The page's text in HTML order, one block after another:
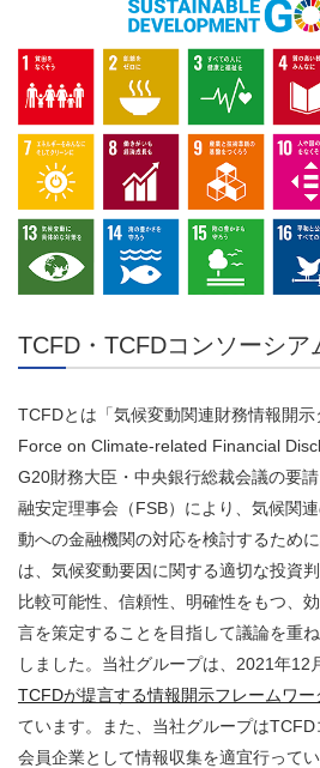
TCFD・TCFDコンソーシア
TCFDとは「気候変動関連財務情報開
Force on Climate-related Financial
G20財務大臣・中央銀行総裁会議の要
融安定理事会（FSB）により、気候関
動への金融機関の対応を検討するため
は、気候変動要因に関する適切な投資
比較可能性、信頼性、明確性をもつ、
言を策定することを目指して議論を重
しました。当社グループは、2021年12
TCFDが提言する情報開示フレームワ
ています。また、当社グループはTCFD
会員企業として情報収集を適宜行ってい